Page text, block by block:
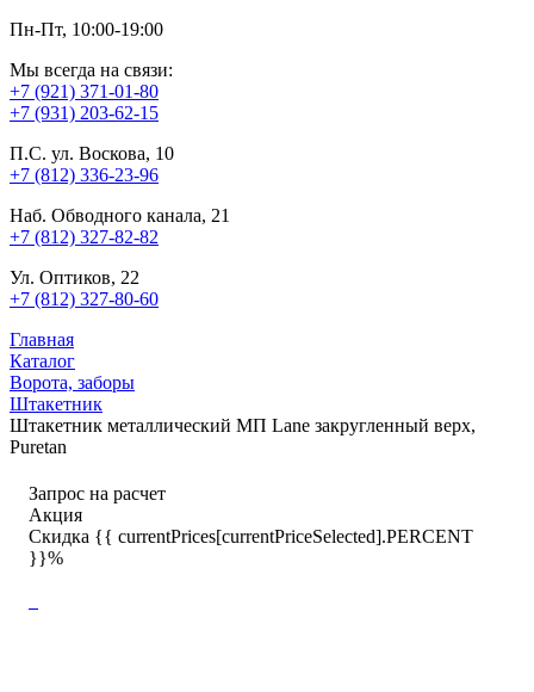
Пн-Пт, 10:00-19:00
Мы всегда на связи:
+7 (921) 371-01-80
+7 (931) 203-62-15
П.С. ул. Воскова, 10
+7 (812) 336-23-96
Наб. Обводного канала, 21
+7 (812) 327-82-82
Ул. Оптиков, 22
+7 (812) 327-80-60
Главная
Каталог
Ворота, заборы
Штакетник
Штакетник металлический МП Lane закругленный верх,
Puretan
Запрос на расчет
Акция
Скидка {{ currentPrices[currentPriceSelected].PERCENT
}}%